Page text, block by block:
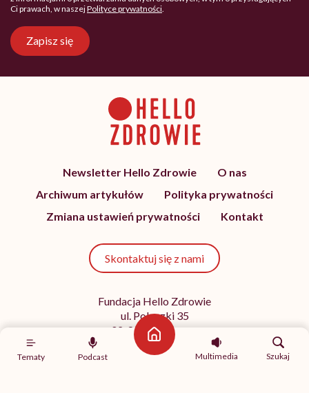
Tematy Podcast
Strona główna
Multimedia
Szukaj
Ci prawach, w naszejPolityce prywatności
Zapisz się
Newsletter Hello Zdrowie
O nas
Archiwum artykułów
Polityka prywatności
Zmiana ustawień prywatności
Kontakt
Skontaktuj się z nami
Fundacja Hello Zdrowie
ul. Poleczki 35
02-822 Warszawa
NIP 9512613236